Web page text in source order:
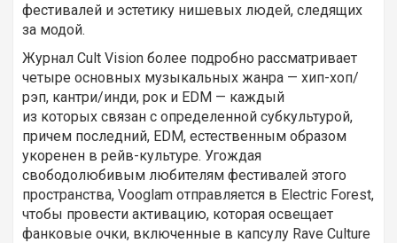
фестивалей и эстетику нишевых людей, следящих
за модой.
Журнал Cult Vision более подробно рассматривает
четыре основных музыкальных жанра — хип-хоп/
рэп, кантри/инди, рок и EDM — каждый
из которых связан с определенной субкультурой,
причем последний, EDM, естественным образом
укоренен в рейв-культуре. Угождая
свободолюбивым любителям фестивалей этого
пространства, Vooglam отправляется в Electric Forest,
чтобы провести активацию, которая освещает
фанковые очки, включенные в капсулу Rave Culture